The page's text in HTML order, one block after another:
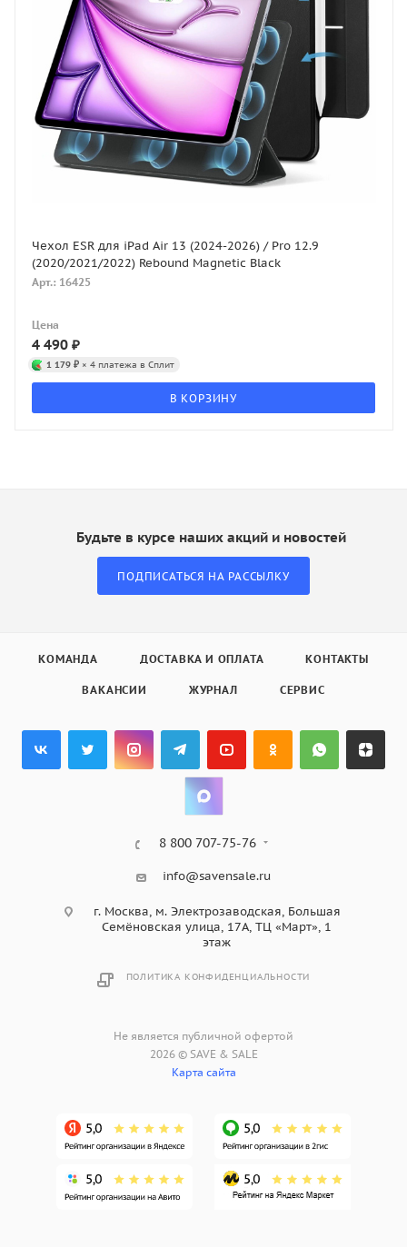
Чехол ESR для iPad Air 13 (2024-2026) / Pro 12.9
(2020/2021/2022) Rebound Magnetic Black
Арт.: 16425
Цена
4 490 ₽
1 179 ₽ × 4 платежа в Сплит
В КОРЗИНУ
Будьте в курсе наших акций и новостей
ПОДПИСАТЬСЯ НА РАССЫЛКУ
КОМАНДА ДОСТАВКА И ОПЛАТА КОНТАКТЫ
ВАКАНСИИ ЖУРНАЛ СЕРВИС
8 800 707-75-76
info@savensale.ru
г. Москва, м. Электрозаводская, Большая
Семёновская улица, 17А, ТЦ «Март», 1
этаж
ПОЛИТИКА КОНФИДЕНЦИАЛЬНОСТИ
Не является публичной офертой
2026 © SAVE & SALE
Карта сайта